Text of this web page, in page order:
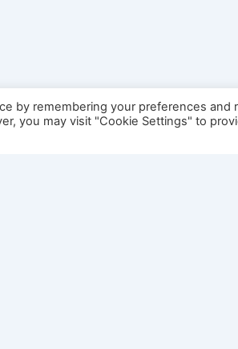
by remembering your preferences and
you may visit "Cookie Settings" to